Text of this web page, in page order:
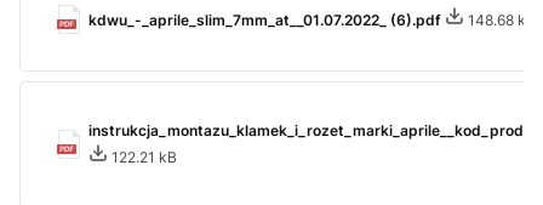
kdwu_-_aprile_slim_7mm_at__01.07.2022_ (6).pdf 148.68 kB
122.21 kB